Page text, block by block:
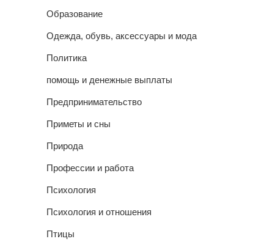
Образование
Одежда, обувь, аксессуары и мода
Политика
помощь и денежные выплаты
Предпринимательство
Приметы и сны
Природа
Профессии и работа
Психология
Психология и отношения
Птицы